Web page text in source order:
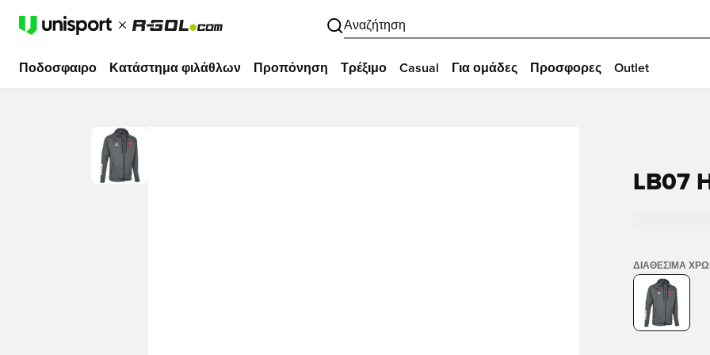
Αναζήτηση
Ποδοσφαιρο Κατάστημα φιλάθλων Προπόνηση Τρέξιμο Casual Για ομάδες Προσφορες Outlet
LB07
ΔΙΑΘΈΣΙΜΑ